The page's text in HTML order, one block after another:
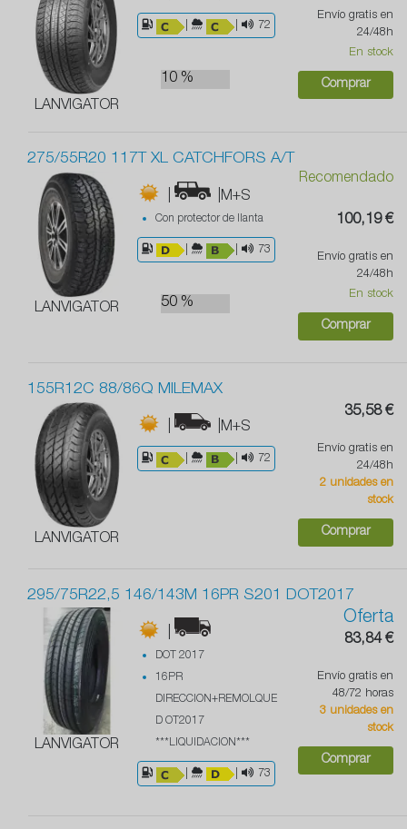
LANVIGATOR
72
10 %
Envío gratis en
24/48h
En stock
Comprar
275/55R20 117T XL CATCHFORS A/T
LANVIGATOR
| |M+S
Con protector de llanta
73
50 %
Recomendado
100,19 €
Envío gratis en
24/48h
En stock
Comprar
155R12C 88/86Q MILEMAX
LANVIGATOR
| |M+S
72
35,58 €
Envío gratis en
24/48h
2 unidades en
stock
Comprar
295/75R22,5 146/143M 16PR S201 DOT2017
LANVIGATOR
|
DOT 2017
16PR
DIRECCION+REMOLQUE
D OT2017
***LIQUIDACION***
73
Oferta
83,84 €
Envío gratis en
48/72 horas
3 unidades en
stock
Comprar